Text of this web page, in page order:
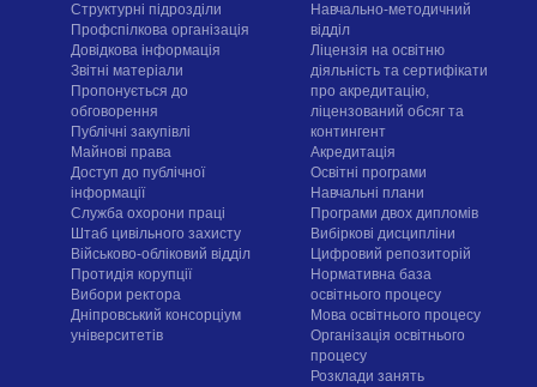
Структурні підрозділи
Профспілкова організація
Довідкова інформація
Звітні матеріали
Пропонується до
обговорення
Публічні закупівлі
Майнові права
Доступ до публічної
інформації
Служба охорони праці
Штаб цивільного захисту
Військово-обліковий відділ
Протидія корупції
Вибори ректора
Дніпровський консорціум
університетів
Навчально-методичний
відділ
Ліцензія на освітню
діяльність та сертифікати
про акредитацію,
ліцензований обсяг та
контингент
Акредитація
Освітні програми
Навчальні плани
Програми двох дипломів
Вибіркові дисципліни
Цифровий репозиторій
Нормативна база
освітнього процесу
Мова освітнього процесу
Організація освітнього
процесу
Розклади занять